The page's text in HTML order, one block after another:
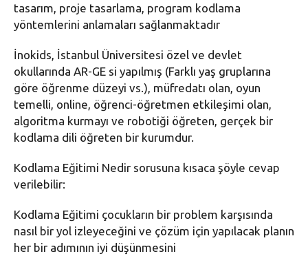
tasarım, proje tasarlama, program kodlama
yöntemlerini anlamaları sağlanmaktadır
İnokids, İstanbul Üniversitesi özel ve devlet
okullarında AR-GE si yapılmış (Farklı yaş gruplarına
göre öğrenme düzeyi vs.), müfredatı olan, oyun
temelli, online, öğrenci-öğretmen etkileşimi olan,
algoritma kurmayı ve robotiği öğreten, gerçek bir
kodlama dili öğreten bir kurumdur.
Kodlama Eğitimi Nedir sorusuna kısaca şöyle cevap
verilebilir:
Kodlama Eğitimi çocukların bir problem karşısında
nasıl bir yol izleyeceğini ve çözüm için yapılacak planın
her bir adımının iyi düşünmesini